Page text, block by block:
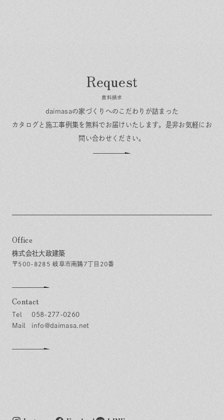
資料請求
daimasaの家づくりへのこだわりが詰まった
カタログと施工事例集を無料でお届けいたします。 是非お気軽にお
問い合わせください。
Office
株式会社大政建築
〒500-8285 岐阜市南鶉7丁目20番
Contact
058-277-0260
info@daimasa.net